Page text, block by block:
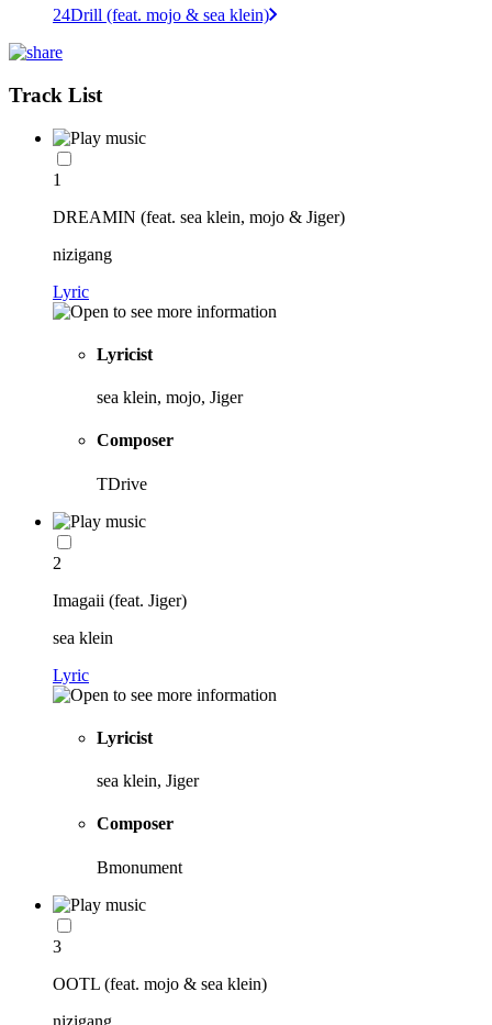
24Drill (feat. mojo & sea klein)
Track List
1
DREAMIN (feat. sea klein, mojo & Jiger)
nizigang
Lyric
Lyricist
sea klein, mojo, Jiger
Composer
TDrive
2
Imagaii (feat. Jiger)
sea klein
Lyric
Lyricist
sea klein, Jiger
Composer
Bmonument
3
OOTL (feat. mojo & sea klein)
nizigang